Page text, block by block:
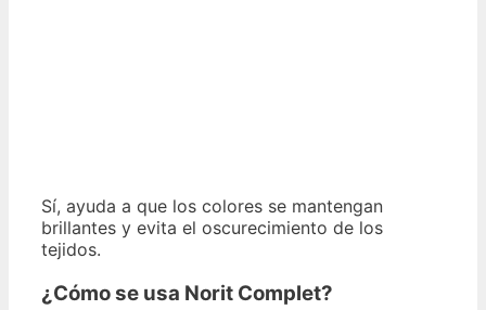
Sí, ayuda a que los colores se mantengan
brillantes y evita el oscurecimiento de los
tejidos.
¿Cómo se usa Norit Complet?